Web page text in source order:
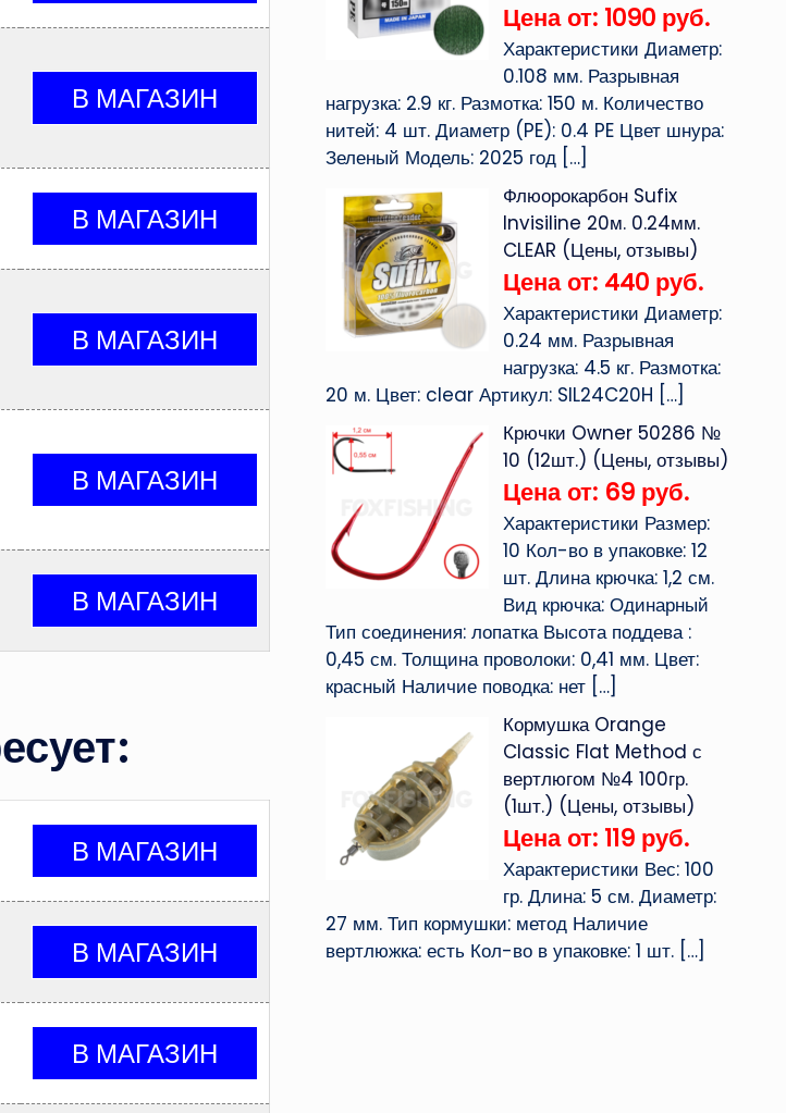
Цена от: 1090 руб.
Характеристики Диаметр:
0.108 мм. Разрывная
нагрузка: 2.9 кг. Размотка: 150 м. Количество
нитей: 4 шт. Диаметр (PE): 0.4 PE Цвет шнура:
Зеленый Модель: 2025 год[…]
Флюорокарбон Sufix
Invisiline 20м. 0.24мм.
CLEAR (Цены, отзывы)
Цена от: 440 руб.
Характеристики Диаметр:
0.24 мм. Разрывная
нагрузка: 4.5 кг. Размотка:
20 м. Цвет: clear Артикул: SIL24C20H […]
Крючки Owner 50286 №
10 (12шт.) (Цены, отзывы)
Цена от: 69 руб.
Характеристики Размер:
10 Кол-во в упаковке: 12
шт. Длина крючка: 1,2 см.
Вид крючка: Одинарный
Тип соединения: лопатка Высота поддева :
0,45 см. Толщина проволоки: 0,41 мм. Цвет:
красный Наличие поводка: нет[…]
Кормушка Orange
Classic Flat Method с
вертлюгом №4 100гр.
(1шт.) (Цены, отзывы)
Цена от: 119 руб.
Характеристики Вес: 100
гр. Длина: 5 см. Диаметр:
27 мм. Тип кормушки: метод Наличие
вертлюжка: есть Кол-во в упаковке: 1 шт.[…]